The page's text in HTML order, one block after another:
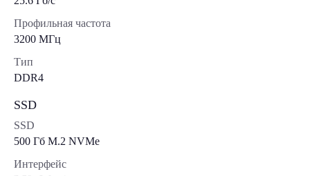
Профильная частота
3200 МГц
Тип
DDR4
SSD
SSD
500 Гб M.2 NVMe
Интерфейс